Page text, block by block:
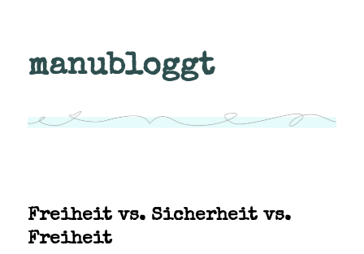
manubloggt
Freiheit vs. Sicherheit vs.
Freiheit